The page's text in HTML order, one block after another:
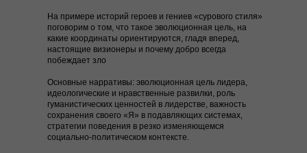
На примере историй героев и гениев «сурового стиля»
поговорим о том, что такое эволюционная цель, на
какие координаты ориентируются, гладя вперед,
настоящие визионеры и почему добро всегда
побеждает зло
Основные нарративы: эволюционная цель лидера,
идеологические и нравственные развилки, роль
гуманистических ценностей в лидерстве, важность
сохранения своего «Я» в подавляющих системах,
стратегии поведения в резко изменяющемся
социально-политическом контексте.